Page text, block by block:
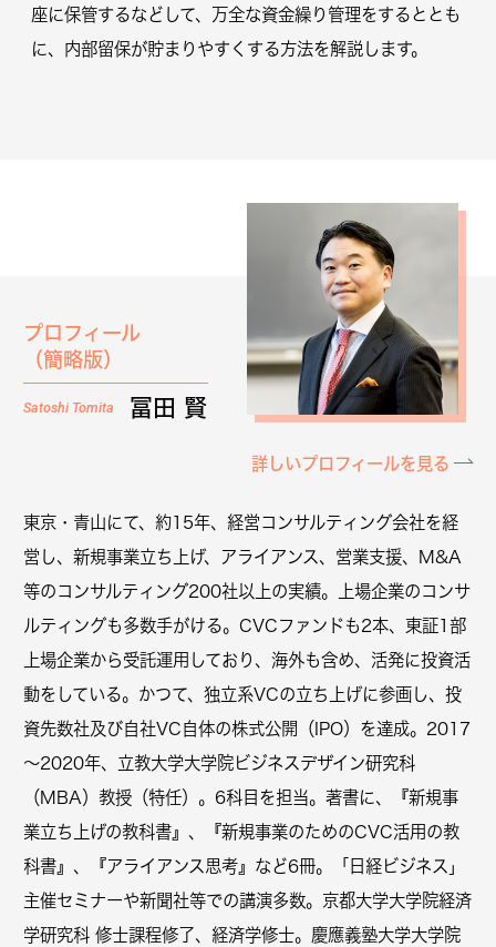
座に保管するなどして、万全な資金繰り管理をするととも
に、内部留保が貯まりやすくする方法を解説します。
プロフィール
（簡略版）
Satoshi Tomita 冨田 賢
詳しいプロフィールを見る
東京・青山にて、約15年、経営コンサルティング会社を経
営し、新規事業立ち上げ、アライアンス、営業支援、M&A
等のコンサルティング200社以上の実績。上場企業のコンサ
ルティングも多数手がける。CVCファンドも2本、東証1部
上場企業から受託運用しており、海外も含め、活発に投資活
動をしている。かつて、独立系VCの立ち上げに参画し、投
資先数社及び自社VC自体の株式公開（IPO）を達成。2017
～2020年、立教大学大学院ビジネスデザイン研究科
（MBA）教授（特任）。6科目を担当。著書に、『新規事
業立ち上げの教科書』、『新規事業のためのCVC活用の教
科書』、『アライアンス思考』など6冊。「日経ビジネス」
主催セミナーや新聞社等での講演多数。京都大学大学院経済
学研究科 修士課程修了、経済学修士。慶應義塾大学大学院